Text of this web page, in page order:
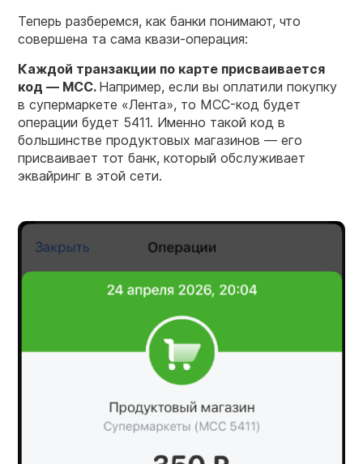
Теперь разберемся, как банки понимают, что
совершена та сама квази-операция:
Каждой транзакции по карте присваивается
код — MCC. Например, если вы оплатили покупку
в супермаркете «Лента», то MCC-код будет
операции будет 5411. Именно такой код в
большинстве продуктовых магазинов — его
присваивает тот банк, который обслуживает
эквайринг в этой сети.